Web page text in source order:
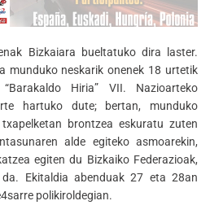
Bizkaiara bueltatuko dira laster.
munduko neskarik onenek 18 urtetik
“Barakaldo Hiria” VII. Nazioarteko
hartuko dute; bertan, munduko
brontzea eskuratu zuten
alde egiteko asmoarekin,
egiten du Bizkaiko Federazioak,
Ekitaldia abenduak 27 eta 28an
polikiroldegian.